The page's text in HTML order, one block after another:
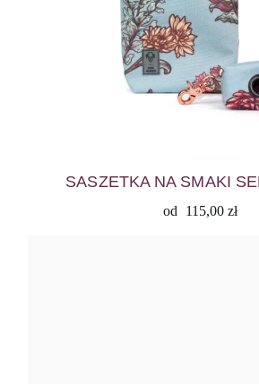
SASZETKA NA SMAKI
od 115,00zł